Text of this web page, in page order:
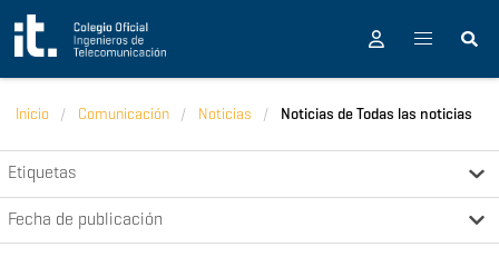
Pasar al contenido principal
Inicio Comunicación Noticias Noticias de Todas las noticias
Etiquetas
Fecha de publicación